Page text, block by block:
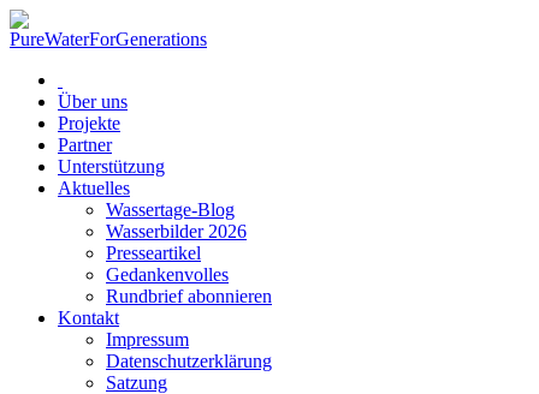
Über uns
Projekte
Partner
Unterstützung
Aktuelles
Wassertage-Blog
Wasserbilder 2026
Presseartikel
Gedankenvolles
Rundbrief abonnieren
Kontakt
Impressum
Datenschutzerklärung
Satzung